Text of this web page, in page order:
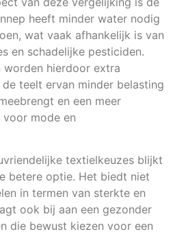
heeft minder water nodig
wat vaak afhankelijk is van
en schadelijke pesticiden.
hierdoor extra
teelt ervan minder belasting
en een meer
mode en
textielkeuzes blijkt
betere optie. Het biedt niet
in termen van sterkte en
ook bij aan een gezonder
die bewust kiezen voor een